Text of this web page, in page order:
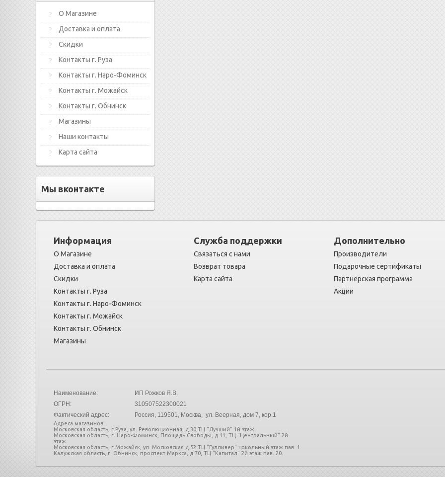
О Магазине
Доставка и оплата
Скидки
Контакты г. Руза
Контакты г. Наро-Фоминск
Контакты г. Можайск
Контакты г. Обнинск
Магазины
Наши контакты
Карта сайта
Мы вконтакте
Информация
О Магазине
Доставка и оплата
Скидки
Контакты г. Руза
Контакты г. Наро-Фоминск
Контакты г. Можайск
Контакты г. Обнинск
Магазины
Служба поддержки
Связаться с нами
Возврат товара
Карта сайта
Дополнительно
Производители
Подарочные сертификаты
Партнёрская программа
Акции
Наименование:
ИП Рожков Я.В.
ОГРН:
310507522300021
Фактический адрес:
Россия, 119501, Москва, ул. Веерная, дом 7, кор.1
Адреса магазинов:
Московская область, г.Руза, ул. Революционная, д.30,ТЦ "Лучший" 1й этаж.
Московская область, г. Наро-Фоминск, Площадь Свободы, д.11, ТЦ "Центральный" 2й
этаж.
Московская область, г.Можайск, ул. Московская д.52 ТЦ "Гулливер" цокольный этаж пав. 1
Калужская область, г. Обнинск, проспект Маркса, д.70, ТЦ "Капитал" 2й этаж пав. 20.